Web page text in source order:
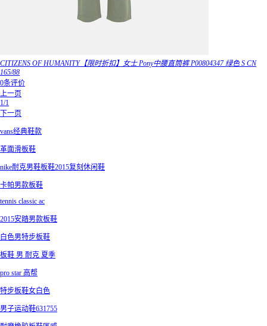
CITIZENS OF HUMANITY【限时折扣】女士 Pony中腰直筒裤 P00804347 绿色 S CN
165/88
0条评价
上一页
1/1
下一页
vans经典鞋款
革面滑板鞋
nike耐克男鞋板鞋2015复刻休闲鞋
卡帕男款板鞋
tennis classic ac
2015安踏男款板鞋
白色男特步板鞋
板鞋 男 耐克 夏季
pro star 高帮
特步板鞋女白色
男子运动鞋631755